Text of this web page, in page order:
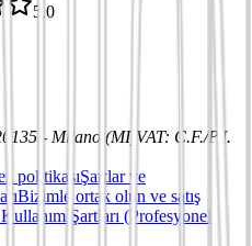
5,0
- Milano (MI) VAT: C.F./P.I.
politikasıŞartlar ve
Bizimle ortak olun ve satış
Şartları (Profesyonel